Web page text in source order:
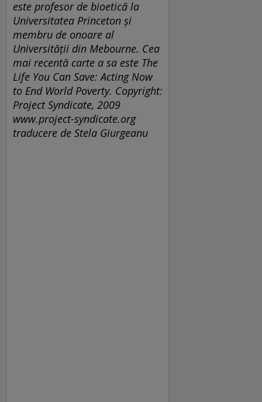
este profesor de bioetică la
Universitatea Princeton şi
membru de onoare al
Universităţii din Mebourne. Cea
mai recentă carte a sa este The
Life You Can Save: Acting Now
to End World Poverty. Copyright:
Project Syndicate, 2009
www.project-syndicate.org
traducere de Stela Giurgeanu